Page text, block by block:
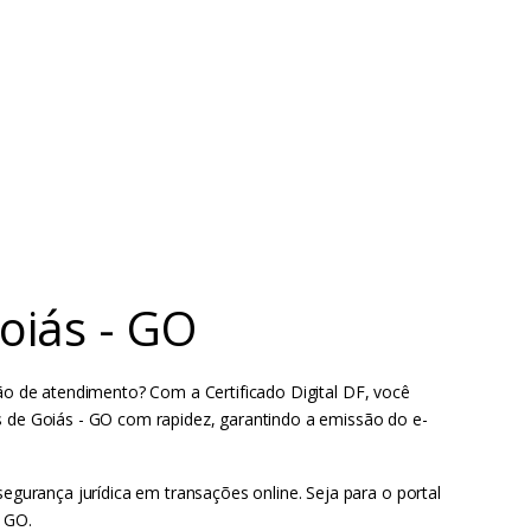
- GO
de atendimento? Com a Certificado Digital DF, você
Goiás - GO com rapidez, garantindo a emissão do e-
jurídica em transações online. Seja para o portal